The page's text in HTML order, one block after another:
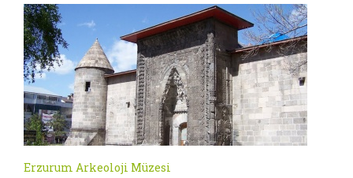
Erzurum Arkeoloji Müzesi